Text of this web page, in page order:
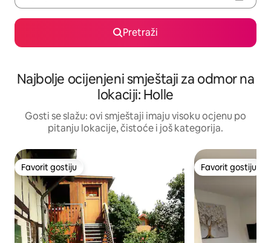
Pretraži
Najbolje ocijenjeni smještaji za odmor na
lokaciji: Holle
Gosti se slažu: ovi smještaji imaju visoku ocjenu po
pitanju lokacije, čistoće i još kategorija.
Favorit gostiju
Favorit gostiju Favorit gostiju
Favorit gostiju